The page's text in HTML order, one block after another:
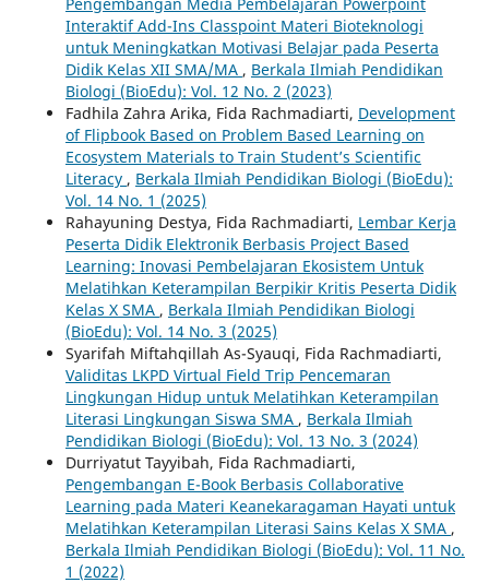
Interaktif Add-Ins Classpoint Materi Bioteknologi
untuk Meningkatkan Motivasi Belajar pada Peserta
Didik Kelas XII SMA/MA , Berkala Ilmiah Pendidikan
Biologi (BioEdu): Vol. 12 No. 2 (2023)
Fadhila Zahra Arika, Fida Rachmadiarti, Development
of Flipbook Based on Problem Based Learning on
Ecosystem Materials to Train Student’s Scientific
Literacy , Berkala Ilmiah Pendidikan Biologi (BioEdu):
Vol. 14 No. 1 (2025)
Rahayuning Destya, Fida Rachmadiarti, Lembar Kerja
Peserta Didik Elektronik Berbasis Project Based
Learning: Inovasi Pembelajaran Ekosistem Untuk
Melatihkan Keterampilan Berpikir Kritis Peserta Didik
Kelas X SMA , Berkala Ilmiah Pendidikan Biologi
(BioEdu): Vol. 14 No. 3 (2025)
Syarifah Miftahqillah As-Syauqi, Fida Rachmadiarti,
Validitas LKPD Virtual Field Trip Pencemaran
Lingkungan Hidup untuk Melatihkan Keterampilan
Literasi Lingkungan Siswa SMA , Berkala Ilmiah
Pendidikan Biologi (BioEdu): Vol. 13 No. 3 (2024)
Durriyatut Tayyibah, Fida Rachmadiarti,
Pengembangan E-Book Berbasis Collaborative
Learning pada Materi Keanekaragaman Hayati untuk
Melatihkan Keterampilan Literasi Sains Kelas X SMA ,
Berkala Ilmiah Pendidikan Biologi (BioEdu): Vol. 11 No.
1 (2022)